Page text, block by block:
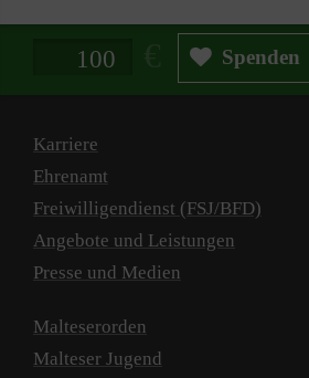
Spendenbetrag in Euro Spenden
Karriere
Ehrenamt
Freiwilligendienst (FSJ/BFD)
Angebote und Leistungen
Presse und Medien
Malteserorden
Malteser Jugend